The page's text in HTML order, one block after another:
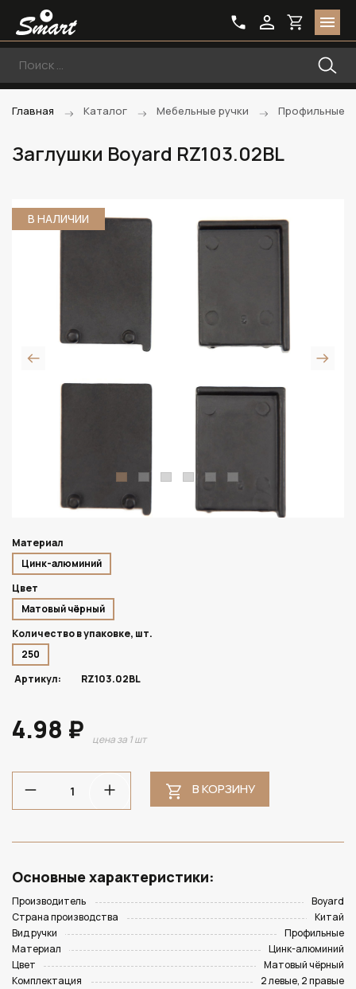
Главная Каталог Мебельные ручки Профильные
Заглушки Boyard RZ103.02BL
В НАЛИЧИИ
Материал
Цинк-алюминий
Цвет
Матовый чёрный
Количество в упаковке, шт.
250
Артикул:
RZ103.02BL
4.98 ₽ цена за 1 шт
В КОРЗИНУ
Основные характеристики:
Производитель
Boyard
Страна производства
Китай
Вид ручки
Профильные
Материал
Цинк-алюминий
Цвет
Матовый чёрный
Комплектация
2 левые, 2 правые